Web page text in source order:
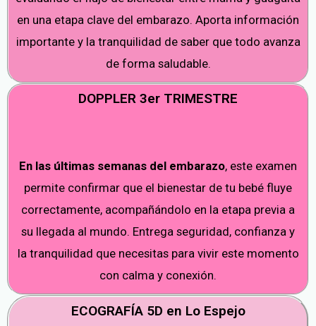
en una etapa clave del embarazo. Aporta información
importante y la tranquilidad de saber que todo avanza
de forma saludable.
DOPPLER 3er TRIMESTRE
En las últimas semanas del embarazo, este examen
permite confirmar que el bienestar de tu bebé fluye
correctamente, acompañándolo en la etapa previa a
su llegada al mundo. Entrega seguridad, confianza y
la tranquilidad que necesitas para vivir este momento
con calma y conexión.
ECOGRAFÍA 5D en Lo Espejo